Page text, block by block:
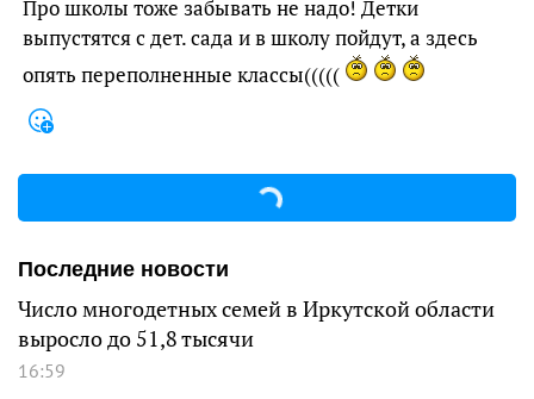
Про школы тоже забывать не надо! Детки
выпустятся с дет. сада и в школу пойдут, а здесь
опять переполненные классы(((((
Последние новости
Число многодетных семей в Иркутской области
выросло до 51,8 тысячи
16:59